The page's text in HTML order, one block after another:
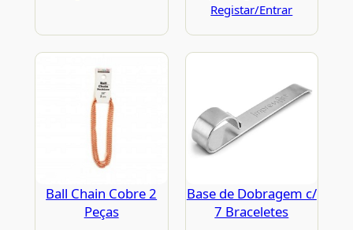
Registar/Entrar
Ball Chain Cobre 2
Peças
Base de Dobragem c/
7 Braceletes